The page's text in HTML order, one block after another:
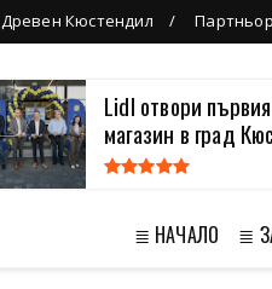
Древен Кюстендил
Lidl отвори
магазин в град
≣ НАЧАЛО ≣